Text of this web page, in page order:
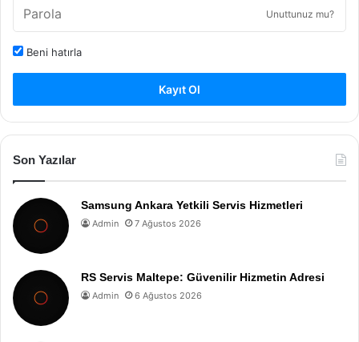
Unuttunuz mu?
Beni hatırla
Kayıt Ol
Son Yazılar
Samsung Ankara Yetkili Servis Hizmetleri
Admin 7 Ağustos 2026
RS Servis Maltepe: Güvenilir Hizmetin Adresi
Admin 6 Ağustos 2026